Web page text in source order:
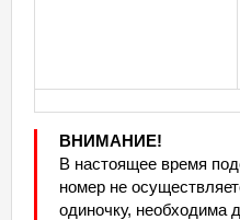
ВНИМАНИЕ!
В настоящее время
номер не
одиночку, необходима